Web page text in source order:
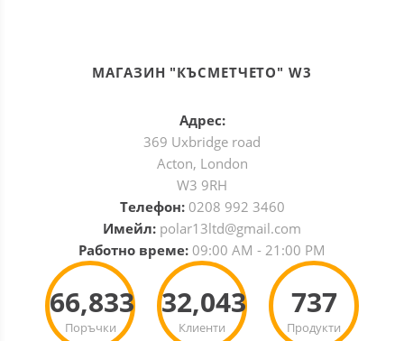
МАГАЗИН "КЪСМЕТЧЕТО" W3
Адрес:
369 Uxbridge road
Acton, London
W3 9RH
Телефон: 0208 992 3460
Имейл: polar13ltd@gmail.com
Работно време: 09:00 AM - 21:00 PM
Поръчки
66,833
Клиенти
32,043
Продукти
737